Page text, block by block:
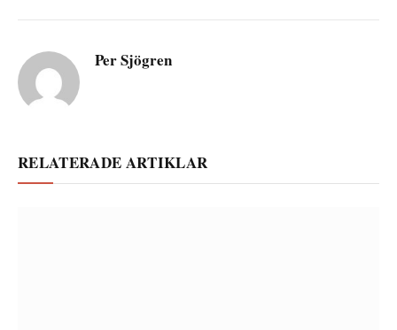
Per Sjögren
RELATERADE ARTIKLAR